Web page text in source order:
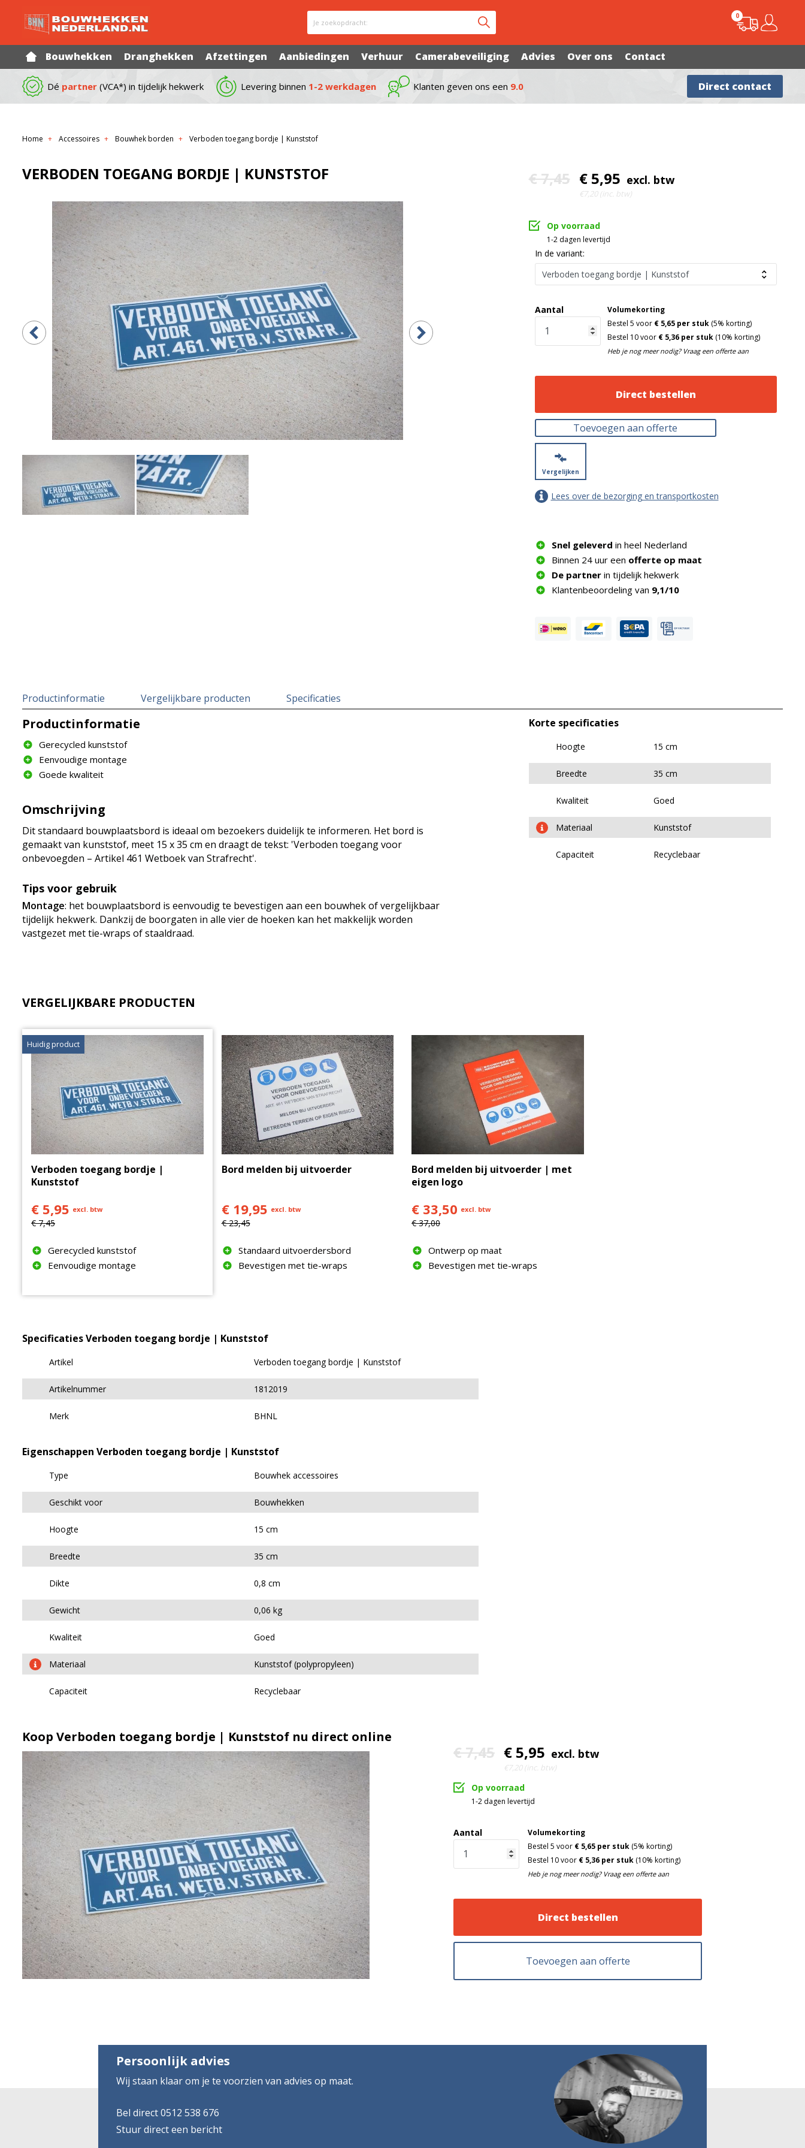
Je zoekopdracht:
0
Bouwhekken Dranghekken Afzettingen Aanbiedingen Verhuur Camerabeveiliging Advies Over ons Contact
Dé partner (VCA*) in tijdelijk hekwerk Levering binnen 1-2 werkdagen Klanten geven ons een 9.0 Direct contact
Home Accessoires Bouwhek borden Verboden toegang bordje | Kunststof
VERBODEN TOEGANG BORDJE | KUNSTSTOF € 7,45 € 5,95 excl. btw
€7,20 (inc. btw)
Op voorraad
1-2 dagen levertijd
In de variant:
Aantal
Volumekorting
Bestel 5 voor € 5,65 per stuk (5% korting)
Bestel 10 voor € 5,36 per stuk (10% korting)
Heb je nog meer nodig? Vraag een offerte aan
Direct bestellen
Toevoegen aan offerte
Vergelijken
Lees over de bezorging en transportkosten
Snel geleverd in heel Nederland
Binnen 24 uur een offerte op maat
De partnerin tijdelijk hekwerk
Klantenbeoordeling van 9,1/10
Productinformatie Vergelijkbare producten Specificaties
Productinformatie
Gerecycled kunststof
Eenvoudige montage
Goede kwaliteit
Omschrijving
Dit standaard bouwplaatsbord is ideaal om bezoekers duidelijk te informeren. Het bord is
gemaakt van kunststof, meet 15 x 35 cm en draagt de tekst: 'Verboden toegang voor
onbevoegden – Artikel 461 Wetboek van Strafrecht'.
Tips voor gebruik
Montage: het bouwplaatsbord is eenvoudig te bevestigen aan een bouwhek of vergelijkbaar
tijdelijk hekwerk. Dankzij de boorgaten in alle vier de hoeken kan het makkelijk worden
vastgezet met tie-wraps of staaldraad.
Advies nodig?
Korte specificaties
Hoogte 15 cm
Breedte 35 cm
Kwaliteit Goed
Materiaal Kunststof
Capaciteit Recyclebaar
VERGELIJKBARE PRODUCTEN
Huidig product
Verboden toegang bordje |
Kunststof
€ 5,95 excl. btw
€ 7,45
Gerecycled kunststof
Eenvoudige montage
Bord melden bij uitvoerder
€ 19,95 excl. btw
€ 23,45
Standaard uitvoerdersbord
Bevestigen met tie-wraps
Bord melden bij uitvoerder | met
eigen logo
€ 33,50 excl. btw
€ 37,00
Ontwerp op maat
Bevestigen met tie-wraps
Specificaties Verboden toegang bordje | Kunststof
Artikel Verboden toegang bordje | Kunststof
Artikelnummer 1812019
Merk BHNL
Eigenschappen Verboden toegang bordje | Kunststof
Type Bouwhek accessoires
Geschikt voor Bouwhekken
Hoogte 15 cm
Breedte 35 cm
Dikte 0,8 cm
Gewicht 0,06 kg
Kwaliteit Goed
Materiaal Kunststof (polypropyleen)
Capaciteit Recyclebaar
Koop Verboden toegang bordje | Kunststof nu direct online
€ 7,45 € 5,95 excl. btw
€7,20 (inc. btw)
Op voorraad
1-2 dagen levertijd
Aantal
Volumekorting
Bestel 5 voor € 5,65 per stuk (5% korting)
Bestel 10 voor € 5,36 per stuk (10% korting)
Heb je nog meer nodig? Vraag een offerte aan
Direct bestellen
Toevoegen aan offerte
Persoonlijk advies
Wij staan klaar om je te voorzien van advies op maat.
Bel direct 0512 538 676
Stuur direct een bericht